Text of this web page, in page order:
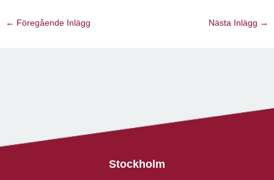
← Föregående Inlägg Nästa Inlägg →
Stockholm